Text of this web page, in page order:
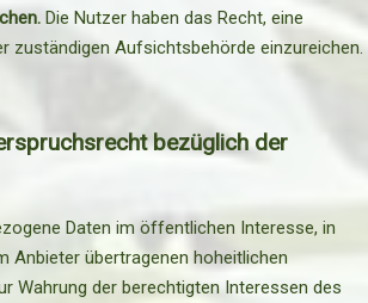
Die Nutzer haben das Recht, eine
zuständigen Aufsichtsbehörde einzureichen.
bezüglich der
Daten im öffentlichen Interesse, in
Anbieter übertragenen hoheitlichen
Wahrung der berechtigten Interessen des